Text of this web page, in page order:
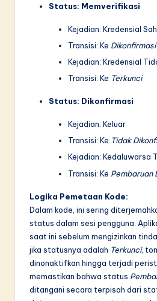
Status: Memverifikasi
Kejadian: Kredensial Sah
Transisi: Ke Dikonfirmasi
Kejadian: Kredensial
Transisi: Ke Terkunci
Status: Dikonfirmasi
Kejadian: Keluar
Transisi: Ke Tidak
Kejadian: Kedaluwarsa
Transisi: Ke Pembaruan
Logika Pemetaan Kode:
Dalam kode, ini sering
status dalam sesi pengguna.
saat ini sebelum mengizinkan
jika statusnya adalah Terkunci,
dinonaktifkan hingga terjadi
memastikan bahwa status
ditangani secara terpisah dari